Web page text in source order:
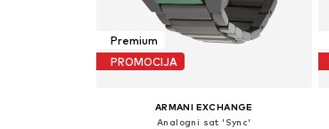
Premium
PROMOCIJA
ARMANI EXCHANGE
Analogni sat 'Sync'